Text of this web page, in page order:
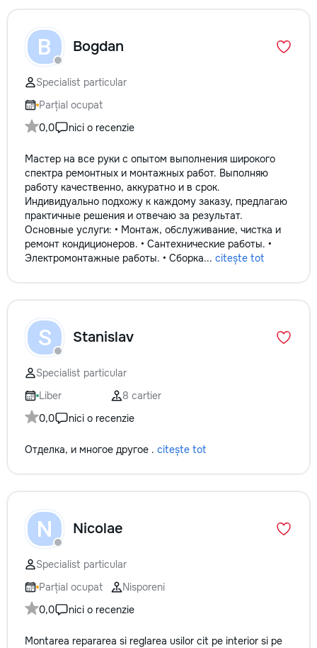
B Bogdan
Specialist particular
Parțial ocupat
0,0
nici o recenzie
Мастер на все руки с опытом выполнения широкого
спектра ремонтных и монтажных работ. Выполняю
работу качественно, аккуратно и в срок.
Индивидуально подхожу к каждому заказу, предлагаю
практичные решения и отвечаю за результат.
Основные услуги: • Монтаж, обслуживание, чистка и
ремонт кондиционеров. • Сантехнические работы. •
Электромонтажные работы. • Сборка... citește tot
S Stanislav
Specialist particular
Liber
8 cartier
0,0
nici o recenzie
Отделка, и многое другое . citește tot
N Nicolae
Specialist particular
Parțial ocupat
Nisporeni
0,0
nici o recenzie
Montarea repararea si reglarea usilor cit pe interior si pe